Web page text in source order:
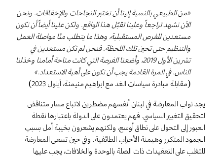
«من الطبيعي بالنسبة إلينا أن نختبر النجاحات والإخفاقات. ونحن
الآن نشهد تراجعاً وعلينا تقبّل هذا الواقع. ولكن علينا أيضاً أن نكون
مستعدين للفرص المستقبلية، وهذا ما يتطلب منّا مواصلة العمل
والتنظيم حتى تحين تلك اللحظة. فنحن لم نكن مستعدين في
تشرين الأول 2019، وأضعنا الفرصة التي كانت متاحة أمامنا وخذلنا
الناس. في المرة القادمة يجب أن نكون على أهبة الاستعداد.»
(مقابلة مبادرة سياسات الغد مع ابراهيم منيمنة، أيلول 2023)
يجد نواب المعارضة في لبنان أنفسهم مضطرين لاتباع مسار متناقض
لتحقيق التغيير السياسي. فهم يعتمدون على الدولة باعتبارها نقطة
العبور إلى التحول على نطاق أوسع، ولكنهم يشعرون بخيبة أمل بسبب
الجمود المتكرر وهيمنة الأحزاب الطائفية. وفي حين تسعى المعارضة
للتغلب على التعقيدات ذات الصلة بالوحدة والخلافات، يجب عليها